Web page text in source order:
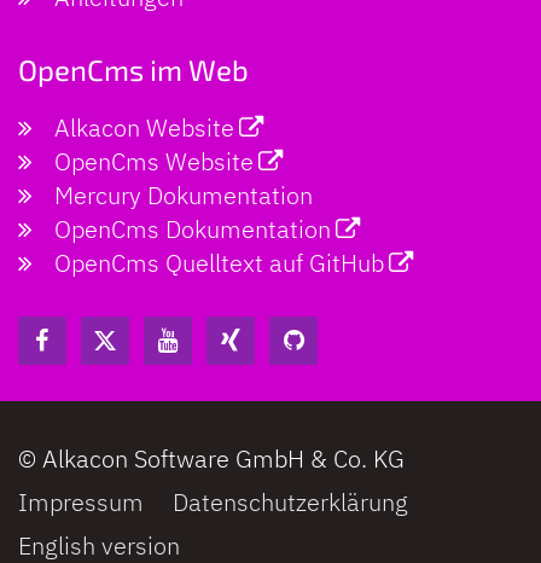
OpenCms im Web
Alkacon Website
OpenCms Website
Mercury Dokumentation
OpenCms Dokumentation
OpenCms Quelltext auf GitHub
© Alkacon Software GmbH & Co. KG
Impressum
Datenschutzerklärung
English version